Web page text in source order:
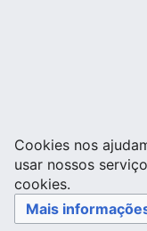
Cookies nos
usar nossos
cookies.
Mais